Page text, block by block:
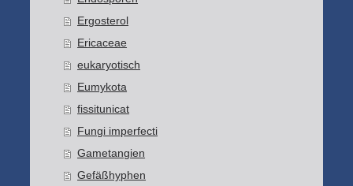
Ergosterol
Ericaceae
eukaryotisch
Eumykota
fissitunicat
Fungi imperfecti
Gametangien
Gefäßhyphen